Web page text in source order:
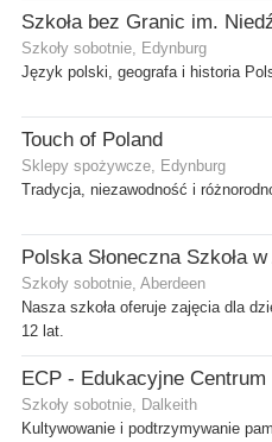
Szkoły sobotnie, Edynburg
Język polski, geografa i historia
Touch of Poland
Sklepy spożywcze, Edynburg
Tradycja, niezawodność i
Polska Słoneczna Szkoła
Szkoły sobotnie, Aberdeen
Nasza szkoła oferuje zajęcia dla
12 lat.
Szkoły sobotnie, Dalkeith
Kultywowanie i podtrzymywanie